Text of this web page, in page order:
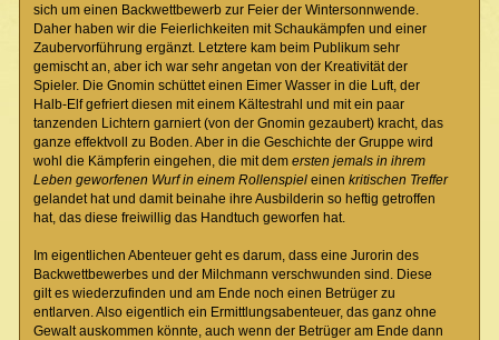
sich um einen Backwettbewerb zur Feier der Wintersonnwende.
Daher haben wir die Feierlichkeiten mit Schaukämpfen und einer
Zaubervorführung ergänzt. Letztere kam beim Publikum sehr
gemischt an, aber ich war sehr angetan von der Kreativität der
Spieler. Die Gnomin schüttet einen Eimer Wasser in die Luft, der
Halb-Elf gefriert diesen mit einem Kältestrahl und mit ein paar
tanzenden Lichtern garniert (von der Gnomin gezaubert) kracht, das
ganze effektvoll zu Boden. Aber in die Geschichte der Gruppe wird
wohl die Kämpferin eingehen, die mit dem ersten jemals in ihrem
Leben geworfenen Wurf in einem Rollenspieleinen kritischen Treffer
gelandet hat und damit beinahe ihre Ausbilderin so heftig getroffen
hat, das diese freiwillig das Handtuch geworfen hat.
Im eigentlichen Abenteuer geht es darum, dass eine Jurorin des
Backwettbewerbes und der Milchmann verschwunden sind. Diese
gilt es wiederzufinden und am Ende noch einen Betrüger zu
entlarven. Also eigentlich ein Ermittlungsabenteuer, das ganz ohne
Gewalt auskommen könnte, auch wenn der Betrüger am Ende dann